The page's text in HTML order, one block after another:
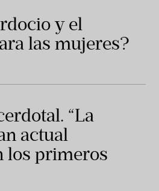
y el
las mujeres?
“La
actual
los primeros